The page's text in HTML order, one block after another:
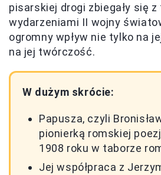
pisarskiej drogi zbiegały się
wydarzeniami II wojny
ogromny wpływ nie tylko na
na jej twórczość.
W dużym skrócie:
Papusza, czyli
pionierką romskiej
1908 roku w taborze
Jej współpraca z